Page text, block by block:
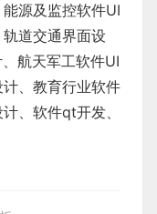
能源及监控软件UI
轨道交通界面设
、 航天军工软件UI
计、 教育行业软件
、 软件qt开发、